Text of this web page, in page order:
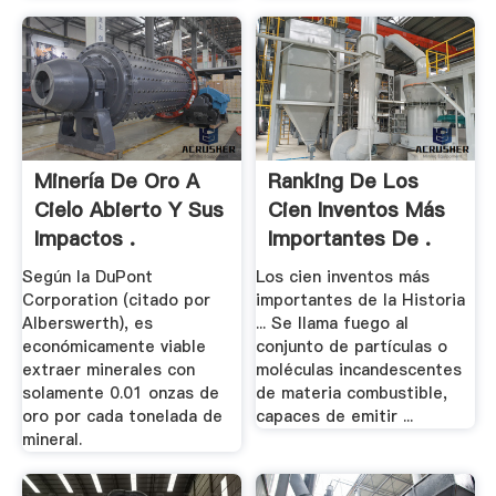
Minería De Oro A
Cielo Abierto Y Sus
Impactos .
Según la DuPont
Corporation (citado por
Alberswerth), es
económicamente viable
extraer minerales con
solamente 0.01 onzas de
oro por cada tonelada de
mineral.
Ranking De Los
Cien Inventos Más
Importantes De .
Los cien inventos más
importantes de la Historia
... Se llama fuego al
conjunto de partículas o
moléculas incandescentes
de materia combustible,
capaces de emitir ...